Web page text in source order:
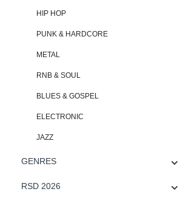
HIP HOP
PUNK & HARDCORE
METAL
RNB & SOUL
BLUES & GOSPEL
ELECTRONIC
JAZZ
GENRES
RSD 2026